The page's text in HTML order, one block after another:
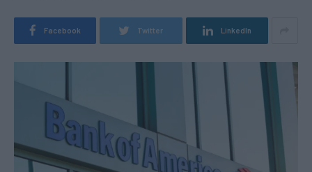
Facebook Twitter LinkedIn